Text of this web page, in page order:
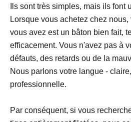
Ils sont très simples, mais ils font
Lorsque vous achetez chez
vous avez est un bâton bien fait,
efficacement. Vous n'avez pas à
défauts, des retards ou de la
Nous parlons votre langue -
professionnelle.
Par conséquent, si vous